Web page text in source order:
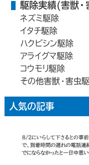
駆除実績(害獣・
ネズミ駆除
イタチ駆除
ハクビシン駆除
アライグマ駆除
コウモリ駆除
その他害獣・害虫
人気の記事